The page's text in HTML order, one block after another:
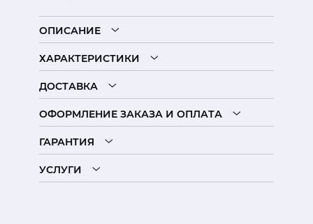
ОПИСАНИЕ
ХАРАКТЕРИСТИКИ
ДОСТАВКА
ОФОРМЛЕНИЕ ЗАКАЗА И ОПЛАТА
ГАРАНТИЯ
УСЛУГИ